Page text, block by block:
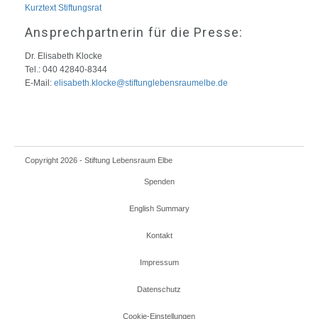
Kurztext Stiftungsrat
Ansprechpartnerin für die Presse:
Dr. Elisabeth Klocke
Tel.: 040 42840-8344
E-Mail: elisabeth.klocke@stiftunglebensraumelbe.de
Copyright 2026 - Stiftung Lebensraum Elbe
Spenden
English Summary
Kontakt
Impressum
Datenschutz
Cookie-Einstellungen